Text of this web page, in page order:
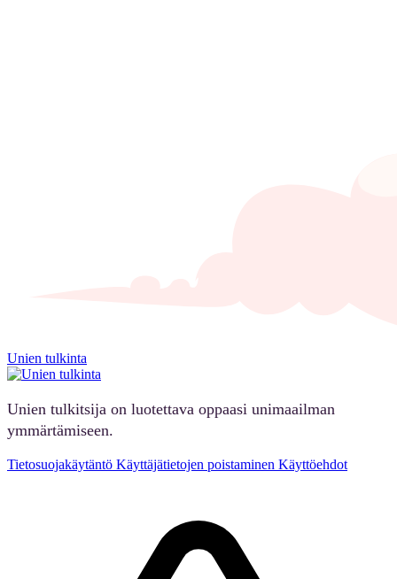
Unien tulkinta
Unien tulkitsija on luotettava oppaasi unimaailman
ymmärtämiseen.
Tietosuojakäytäntö Käyttäjätietojen poistaminen Käyttöehdot